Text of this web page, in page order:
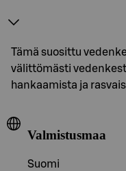
Tämä suosittu
välittömästi
hankaamista ja
Valmistusmaa
Suomi